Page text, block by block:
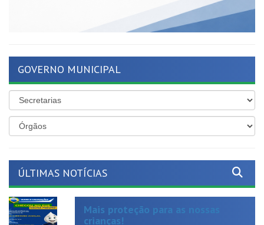
Mais proteção para as nossas
crianças!
Publicado em: 19 de junho de 2026